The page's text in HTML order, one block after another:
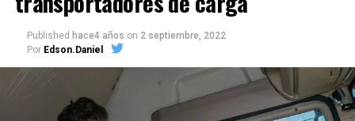
Published hace4 años on 2 septiembre, 2022
Por Edson.Daniel